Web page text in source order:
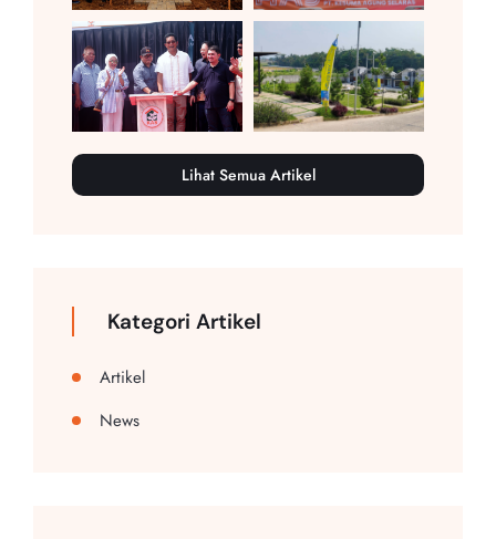
Lihat Semua Artikel
Kategori Artikel
Artikel
News